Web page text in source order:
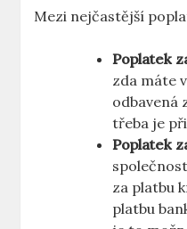
Mezi nejčastější
Poplatek
zda máte
odbavená
třeba je
Poplatek
za platbu
platbu